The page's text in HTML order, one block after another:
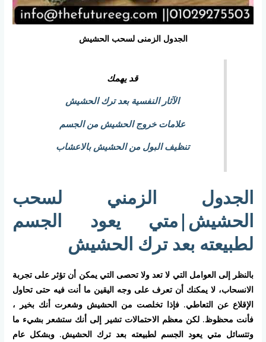
الجدول الزمنى لسحب الحشيش
قد يهمك
الآثار النفسية بعد ترك الحشيش
علامات خروج الحشيش من الجسم
تنظيف البول من الحشيش بالاعشاب
الجدول الزمني لسحب
الحشيش|متي يعود الجسم
لطبيعته بعد ترك الحشيش
بالنظر إلى العوامل التي لا تعد ولا تحصى التي يمكن أن تؤثر على تجربة
الانسحاب، لا يمكنك أن تعرف على وجه اليقين ما أنت فيه حتى تحاول
الإقلاع عن التعاطي. فإذا تخلصت من الحشيش وشعرت أنك بخير ،
فأنت محظوظ. لكن معظم الاحتمالات تشير إلى أنك ستشعر بشيء ما
وتتسائل متي يعود الجسم لطبيعته بعد ترك الحشيش. وبشكل عام